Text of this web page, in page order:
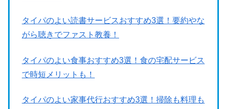
タイパのよい読書サービスおすすめ3選！要約やな
がら聴きでファスト教養！
タイパのよい食事おすすめ3選！食の宅配サービス
で時短メリットも！
タイパのよい家事代行おすすめ3選！掃除も料理も